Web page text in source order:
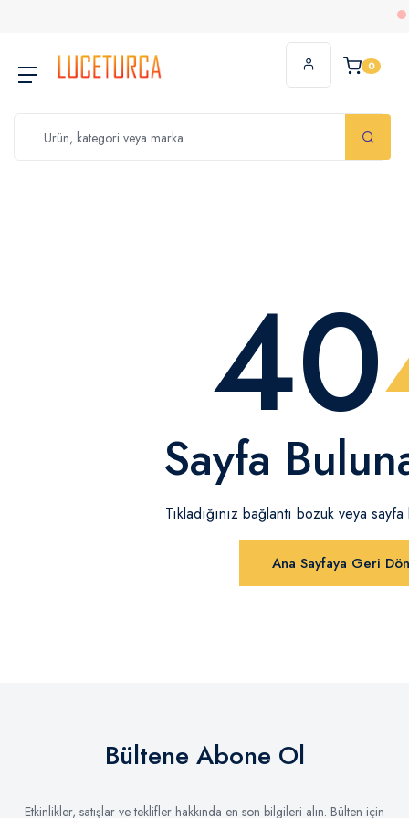
0
40
Sayfa
Tıkladığınız bağlantı bozuk veya sayfa
Ana Sayfaya Geri Dön
Bültene Abone Ol
Etkinlikler, satışlar ve teklifler hakkında en son bilgileri alın. Bülten için